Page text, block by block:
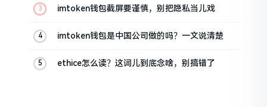
imtoken钱包截屏要谨慎，别把隐私当儿戏
imtoken钱包是中国公司做的吗？一文说清楚
ethice怎么读？这词儿到底念啥，别搞错了